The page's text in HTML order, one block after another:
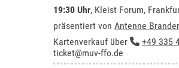
19:30 Uhr, Kleist Forum,
präsentiert vonAntenne
Kartenverkauf über
+49 335
ticket@muv-ffo.de